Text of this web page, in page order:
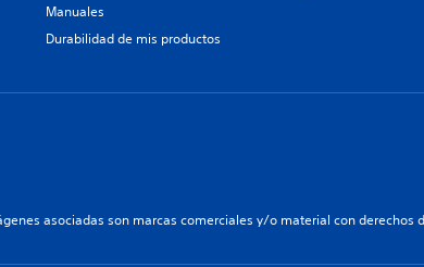
Manuales
Durabilidad de mis productos
asociadas son marcas comerciales y/o material con derechos